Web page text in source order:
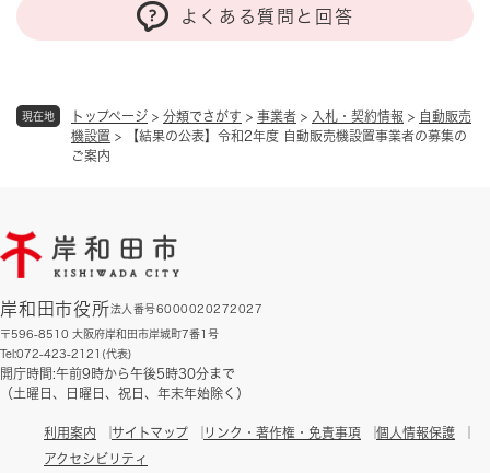
現在地 トップページ > 分類でさがす > 事業者 > 入札・契約情報 > 自動販売
機設置 >
【結果の公表】令和2年度 自動販売機設置事業者の募集の
ご案内
よくある質問と回答
岸和田市役所法人番号6000020272027
〒596-8510 大阪府岸和田市岸城町7番1号
Tel:072-423-2121(代表)
開庁時間:午前9時から午後5時30分まで
（土曜日、日曜日、祝日、年末年始除く）
利用案内 サイトマップ リンク・著作権・免責事項
個人情報保護
アクセシビリティ